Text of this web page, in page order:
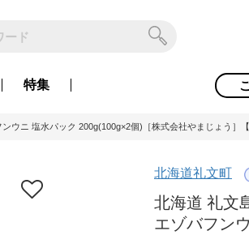
特集
ウニ 塩水パック 200g(100g×2個)［株式会社やまじょう
北海道礼文町
北海道 礼文
エゾバフン